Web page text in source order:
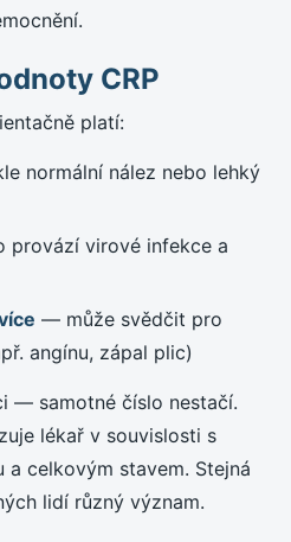
CRP
platí:
normální nález nebo lehký
provází virové infekce a
— může svědčit pro
angínu, zápal plic)
— samotné číslo nestačí.
lékař v souvislosti s
celkovým stavem. Stejná
lidí různý význam.